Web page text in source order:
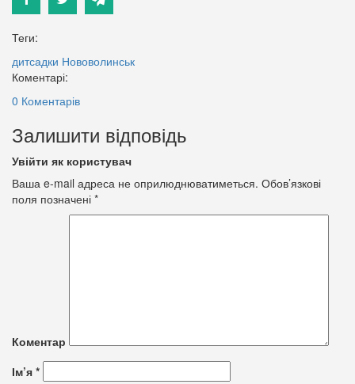
Теги:
дитсадки Нововолинськ
Коментарі:
0 Коментарів
Залишити відповідь
Увійти як користувач
Ваша e-mail адреса не оприлюднюватиметься. Обов’язкові
поля позначені *
Коментар
Ім’я *